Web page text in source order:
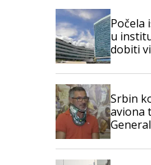
Počela
u
dobiti
Srbin
aviona